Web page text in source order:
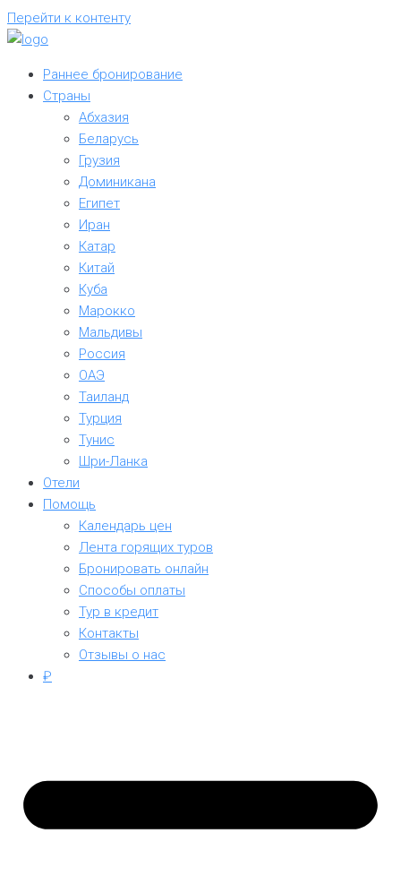
Перейти к контенту
Раннее бронирование
Страны
Абхазия
Беларусь
Грузия
Доминикана
Египет
Иран
Катар
Китай
Куба
Марокко
Мальдивы
Россия
ОАЭ
Таиланд
Турция
Тунис
Шри-Ланка
Отели
Помощь
Календарь цен
Лента горящих туров
Бронировать онлайн
Способы оплаты
Тур в кредит
Контакты
Отзывы о нас
₽